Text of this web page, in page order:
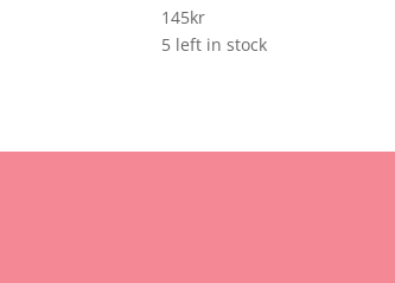
145kr
5 left in stock